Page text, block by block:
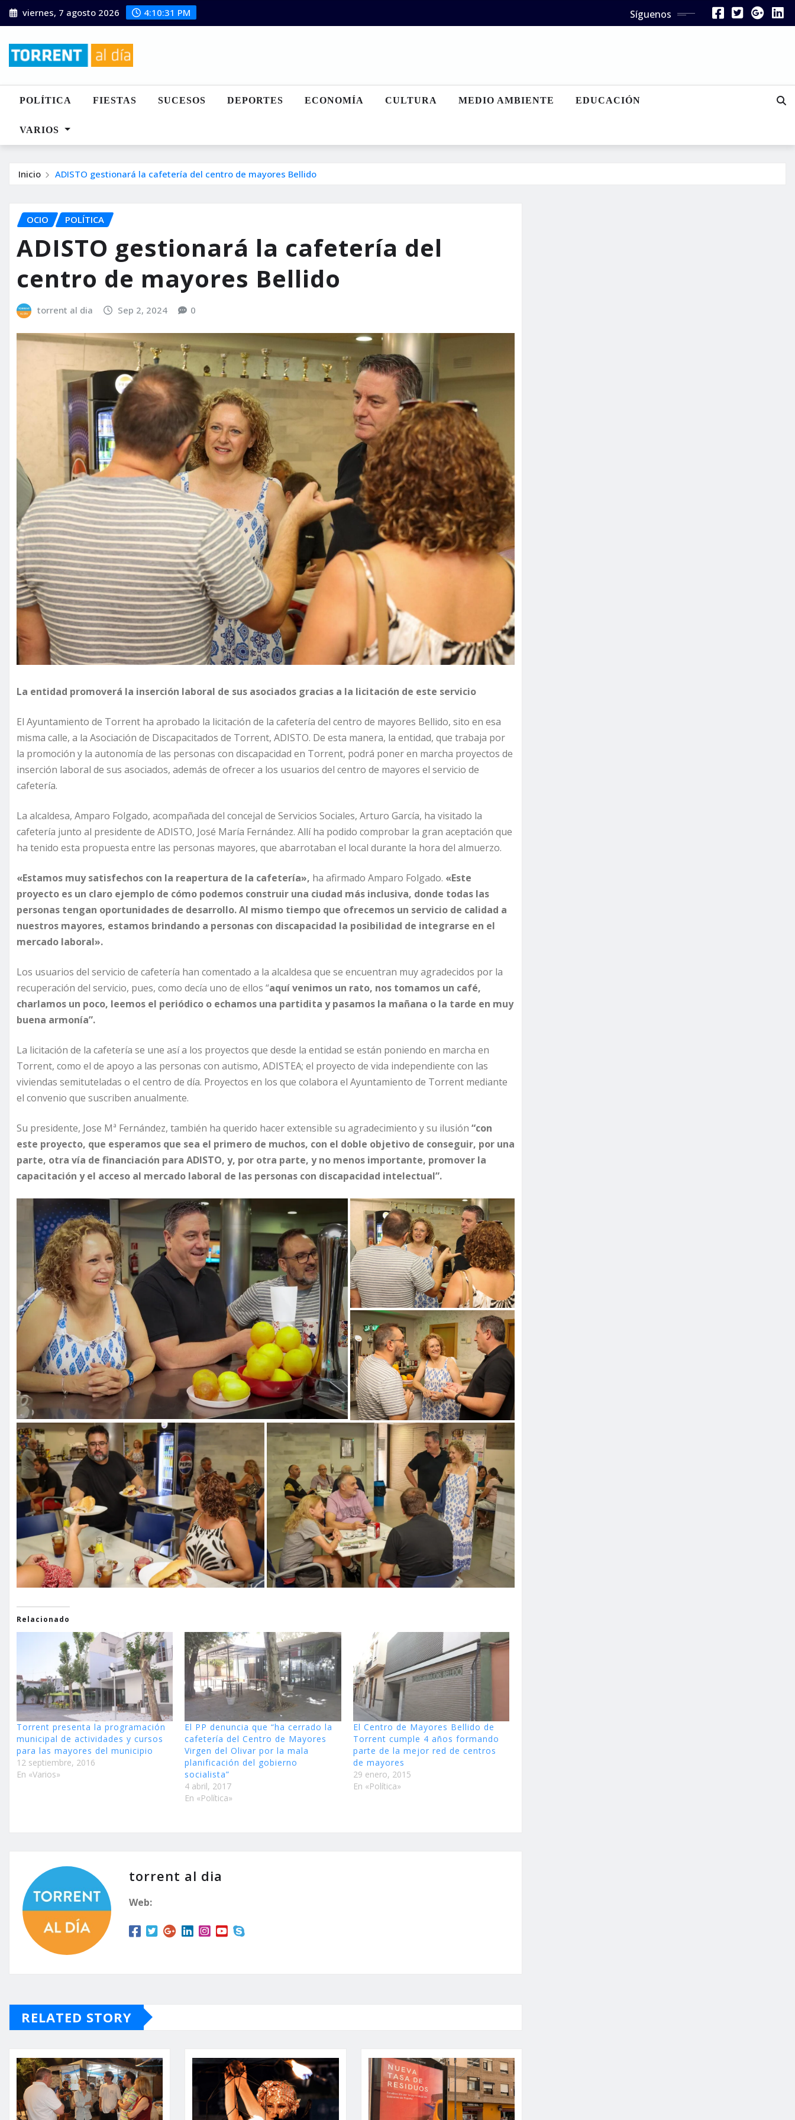
Saltar
al
viernes, 7 agosto 2026 4:10:32 PM Síguenos
POLÍTICA FIESTAS SUCESOS DEPORTES ECONOMÍA CULTURA MEDIO AMBIENTE EDUCACIÓN
VARIOS
Inicio ADISTO gestionará la cafetería del centro de mayores Bellido
OCIO POLÍTICA
ADISTO gestionará la cafetería del
centro de mayores Bellido
torrent al dia Sep 2, 2024 0
La entidad promoverá la inserción laboral de sus asociados gracias a la licitación de este servicio
El Ayuntamiento de Torrent ha aprobado la licitación de la cafetería del centro de mayores Bellido, sito en esa
misma calle, a la Asociación de Discapacitados de Torrent, ADISTO. De esta manera, la entidad, que trabaja por
la promoción y la autonomía de las personas con discapacidad en Torrent, podrá poner en marcha proyectos de
inserción laboral de sus asociados, además de ofrecer a los usuarios del centro de mayores el servicio de
cafetería.
La alcaldesa, Amparo Folgado, acompañada del concejal de Servicios Sociales, Arturo García, ha visitado la
cafetería junto al presidente de ADISTO, José María Fernández. Allí ha podido comprobar la gran aceptación que
ha tenido esta propuesta entre las personas mayores, que abarrotaban el local durante la hora del almuerzo.
«Estamos muy satisfechos con la reapertura de la cafetería», ha afirmado Amparo Folgado. «Este
proyecto es un claro ejemplo de cómo podemos construir una ciudad más inclusiva, donde todas las
personas tengan oportunidades de desarrollo. Al mismo tiempo que ofrecemos un servicio de calidad a
nuestros mayores, estamos brindando a personas con discapacidad la posibilidad de integrarse en el
mercado laboral».
Los usuarios del servicio de cafetería han comentado a la alcaldesa que se encuentran muy agradecidos por la
recuperación del servicio, pues, como decía uno de ellos “aquí venimos un rato, nos tomamos un café,
charlamos un poco, leemos el periódico o echamos una partidita y pasamos la mañana o la tarde en muy
buena armonía”.
La licitación de la cafetería se une así a los proyectos que desde la entidad se están poniendo en marcha en
Torrent, como el de apoyo a las personas con autismo, ADISTEA; el proyecto de vida independiente con las
viviendas semituteladas o el centro de día. Proyectos en los que colabora el Ayuntamiento de Torrent mediante
el convenio que suscriben anualmente.
Su presidente, Jose Mª Fernández, también ha querido hacer extensible su agradecimiento y su ilusión “con
este proyecto, que esperamos que sea el primero de muchos, con el doble objetivo de conseguir, por una
parte, otra vía de financiación para ADISTO, y, por otra parte, y no menos importante, promover la
capacitación y el acceso al mercado laboral de las personas con discapacidad intelectual”.
Relacionado
Torrent presenta la programación
municipal de actividades y cursos
para las mayores del municipio
12 septiembre, 2016
En «Varios»
El PP denuncia que “ha cerrado la
cafetería del Centro de Mayores
Virgen del Olivar por la mala
planificación del gobierno
socialista”
4 abril, 2017
En «Política»
El Centro de Mayores Bellido de
Torrent cumple 4 años formando
parte de la mejor red de centros
de mayores
29 enero, 2015
En «Política»
torrent al dia
Web:
RELATED STORY